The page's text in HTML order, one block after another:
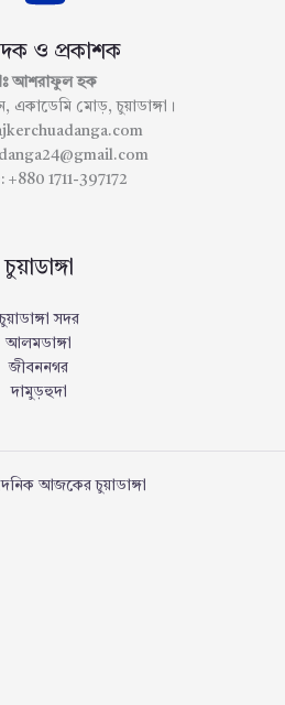
ও প্রকাশক
আশরাফুল হক
একাডেমি মোড়, চুয়াডাঙ্গা।
1711-397172
চুয়াডাঙ্গা
সদর
আলমডাঙ্গা
জীবননগর
দামুড়হুদা
আজকের চুয়াডাঙ্গা